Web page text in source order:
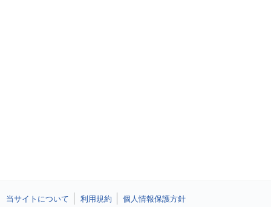
当サイトについて 利用規約 個人情報保護方針